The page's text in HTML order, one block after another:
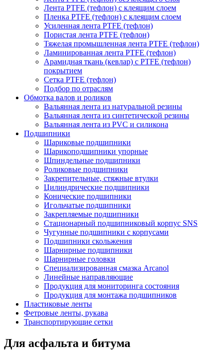
Лента PTFE (тефлон) с клеящим слоем
Пленка PTFE (тефлон) с клеящим слоем
Усиленная лента PTFE (тефлон)
Пористая лента PTFE (тефлон)
Тяжелая промышленная лента PTFE (тефлон)
Ламинированная лента PTFE (тефлон)
Арамидная ткань (кевлар) с PTFE (тефлон)
покрытием
Сетка PTFE (тефлон)
Подбор по отраслям
Обмотка валов и роликов
Вальянная лента из натуральной резины
Вальянная лента из синтетической резины
Вальянная лента из PVC и силикона
Подшипники
Шариковые подшипники
Шарикоподшипники упорные
Шпиндельные подшипники
Роликовые подшипники
Закрепительные, стяжные втулки
Цилиндрические подшипники
Конические подшипники
Игольчатые подшипники
Закрепляемые подшипники
Стационарный подшипниковый корпус SNS
Чугунные подшипники с корпусами
Подшипники скольжения
Шарнирные подшипники
Шарнирные головки
Специализированная смазка Arcanol
Линейные направляющие
Продукция для мониторинга состояния
Продукция для монтажа подшипников
Пластиковые ленты
Фетровые ленты, рукава
Транспортирующие сетки
Для асфальта и битума